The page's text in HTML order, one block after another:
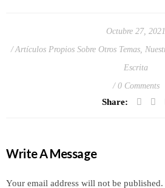
Octubre 27, 2021
Artículos Propios Sobre Otros Temas,
Escrita
0 Comments
Share:
Write A Message
Your email address will not be published.